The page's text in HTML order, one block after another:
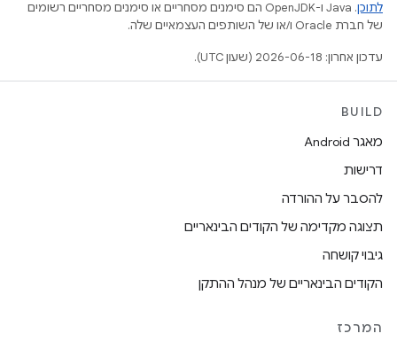
לתוכן
.‏ Java ו-OpenJDK הם סימנים מסחריים או סימנים מסחריים רשומים
של חברת Oracle ו/או של השותפים העצמאיים שלה.
עדכון אחרון: 2026-06-18 (שעון UTC).
BUILD
מאגר Android
דרישות
להסבר על ההורדה
תצוגה מקדימה של הקודים הבינאריים
גיבוי קושחה
הקודים הבינאריים של מנהל ההתקן
המרכז